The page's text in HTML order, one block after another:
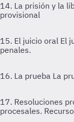
14. La prisión y la
provisional
15. El juicio oral El
penales.
16. La prueba La
17. Resoluciones
procesales.